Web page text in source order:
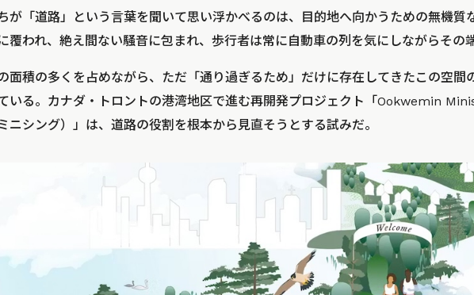
が「道路」という言葉を聞いて思い浮かべるのは、目的地へ向かうための無機質
覆われ、絶え間ない騒音に包まれ、歩行者は常に自動車の列を気にしながらその
面積の多くを占めながら、ただ「通り過ぎるため」だけに存在してきたこの空間
いる。カナダ・トロントの港湾地区で進む再開発プロジェクト「Ookwemin
ニシング）」は、道路の役割を根本から見直そうとする試みだ。